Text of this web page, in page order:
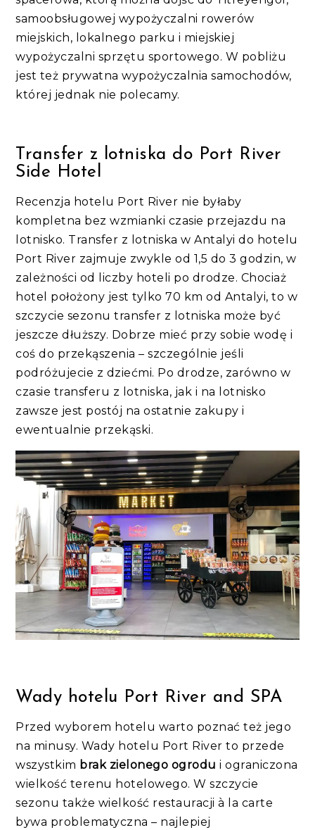
samoobsługowej wypożyczalni rowerów
miejskich, lokalnego parku i miejskiej
wypożyczalni sprzętu sportowego. W pobliżu
jest też prywatna wypożyczalnia samochodów,
której jednak nie polecamy.
Transfer z lotniska do Port River
Side Hotel
Recenzja hotelu Port River nie byłaby
kompletna bez wzmianki czasie przejazdu na
lotnisko. Transfer z lotniska w Antalyi do hotelu
Port River zajmuje zwykle od 1,5 do 3 godzin, w
zależności od liczby hoteli po drodze. Chociaż
hotel położony jest tylko 70 km od Antalyi, to w
szczycie sezonu transfer z lotniska może być
jeszcze dłuższy. Dobrze mieć przy sobie wodę i
coś do przekąszenia – szczególnie jeśli
podróżujecie z dziećmi. Po drodze, zarówno w
czasie transferu z lotniska, jak i na lotnisko
zawsze jest postój na ostatnie zakupy i
ewentualnie przekąski.
Wady hotelu Port River and SPA
Przed wyborem hotelu warto poznać też jego
na minusy. Wady hotelu Port River to przede
wszystkim brak zielonego ogrodu i ograniczona
wielkość terenu hotelowego. W szczycie
sezonu także wielkość restauracji à la carte
bywa problematyczna – najlepiej